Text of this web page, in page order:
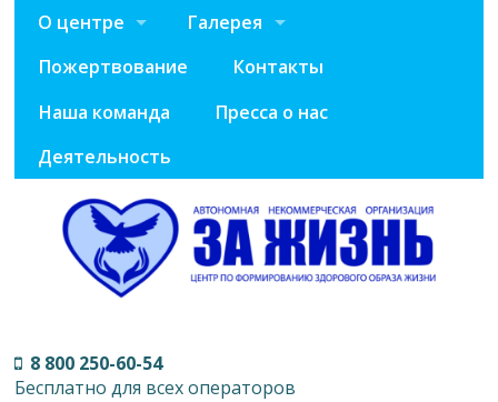
О центре
Галерея
Пожертвование
Контакты
Наша команда
Пресса о нас
Деятельность
8 800 250-60-54
Бесплатно для всех операторов